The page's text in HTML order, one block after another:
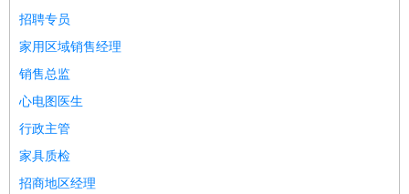
招聘专员
家用区域销售经理
销售总监
心电图医生
行政主管
家具质检
招商地区经理